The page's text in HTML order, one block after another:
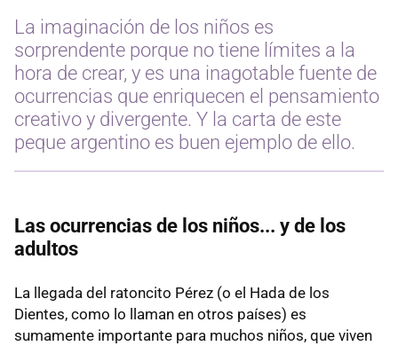
La imaginación de los niños es
sorprendente porque no tiene límites a la
hora de crear, y es una inagotable fuente de
ocurrencias que enriquecen el pensamiento
creativo y divergente. Y la carta de este
peque argentino es buen ejemplo de ello.
Las ocurrencias de los niños... y de los
adultos
La llegada del ratoncito Pérez (o el Hada de los
Dientes, como lo llaman en otros países) es
sumamente importante para muchos niños, que viven